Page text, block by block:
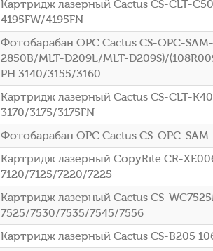
Картридж лазерный Cactus CS-CLT-
4195FW/4195FN
Фотобарабан OPC Cactus CS-OPC-
2850B/MLT-D209L/MLT-D209S)/
PH 3140/3155/3160
Картридж лазерный Cactus CS-CLT-
3170/3175/3175FN
Фотобарабан OPC Cactus CS-OPC-
Картридж лазерный CopyRite CR-
7120/7125/7220/7225
Картридж лазерный Cactus CS-
7525/7530/7535/7545/7556
Картридж лазерный Cactus CS-B205